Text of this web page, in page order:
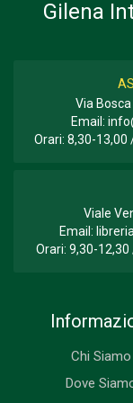
Gilena
Via
Email:
Orari: 8,30-13,00
Viale
Email:
Orari: 9,30-
Chi Siamo
Dove